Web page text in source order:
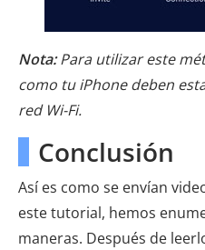
Nota:Para utilizar este
como tu iPhone deben
red Wi-Fi.
Conclusión
Así es como se envían
este tutorial, hemos
maneras. Después de